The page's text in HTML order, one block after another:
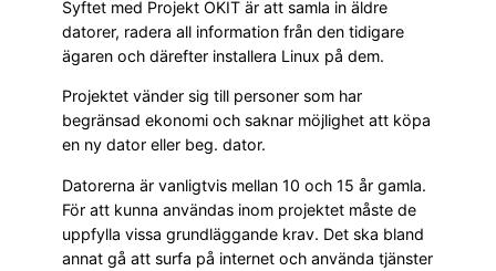
Syftet med Projekt OKIT är att samla in äldre
datorer, radera all information från den tidigare
ägaren och därefter installera Linux på dem.
Projektet vänder sig till personer som har
begränsad ekonomi och saknar möjlighet att köpa
en ny dator eller beg. dator.
Datorerna är vanligtvis mellan 10 och 15 år gamla.
För att kunna användas inom projektet måste de
uppfylla vissa grundläggande krav. Det ska bland
annat gå att surfa på internet och använda tjänster